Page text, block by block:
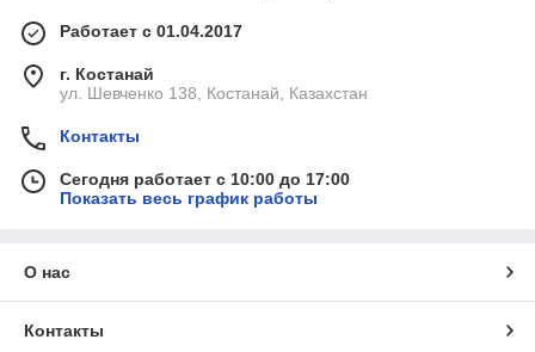
Работает с 01.04.2017
г. Костанай
ул. Шевченко 138, Костанай, Казахстан
Контакты
Сегодня работает с 10:00 до 17:00
Показать весь график работы
О нас
Контакты